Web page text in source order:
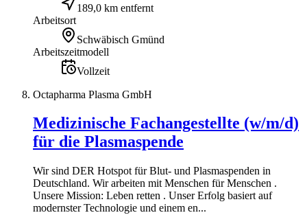
189,0 km entfernt
Arbeitsort
Schwäbisch Gmünd
Arbeitszeitmodell
Vollzeit
Octapharma Plasma GmbH
Medizinische Fachangestellte (w/m/d)
für die Plasmaspende
Wir sind DER Hotspot für Blut- und Plasmaspenden in
Deutschland. Wir arbeiten mit Menschen für Menschen .
Unsere Mission: Leben retten . Unser Erfolg basiert auf
modernster Technologie und einem en...